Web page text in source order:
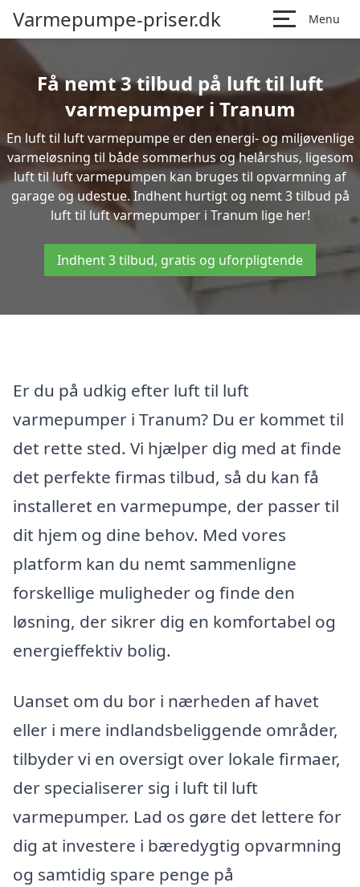
Varmepumpe-priser.dk Menu
Få nemt 3 tilbud på luft til luft
varmepumper i Tranum
En luft til luft varmepumpe er den energi- og miljøvenlige
varmeløsning til både sommerhus og helårshus, ligesom
luft til luft varmepumpen kan bruges til opvarmning af
garage og udestue. Indhent hurtigt og nemt 3 tilbud på
luft til luft varmepumper i Tranum lige her!
Indhent 3 tilbud, gratis og uforpligtende
Er du på udkig efter luft til luft
varmepumper i Tranum? Du er kommet til
det rette sted. Vi hjælper dig med at finde
det perfekte firmas tilbud, så du kan få
installeret en varmepumpe, der passer til
dit hjem og dine behov. Med vores
platform kan du nemt sammenligne
forskellige muligheder og finde den
løsning, der sikrer dig en komfortabel og
energieffektiv bolig.
Uanset om du bor i nærheden af havet
eller i mere indlandsbeliggende områder,
tilbyder vi en oversigt over lokale firmaer,
der specialiserer sig i luft til luft
varmepumper. Lad os gøre det lettere for
dig at investere i bæredygtig opvarmning
og samtidig spare penge på